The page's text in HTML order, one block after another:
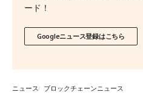
ード！
Googleニュース登録はこちら
ニュース ブロックチェーンニュース